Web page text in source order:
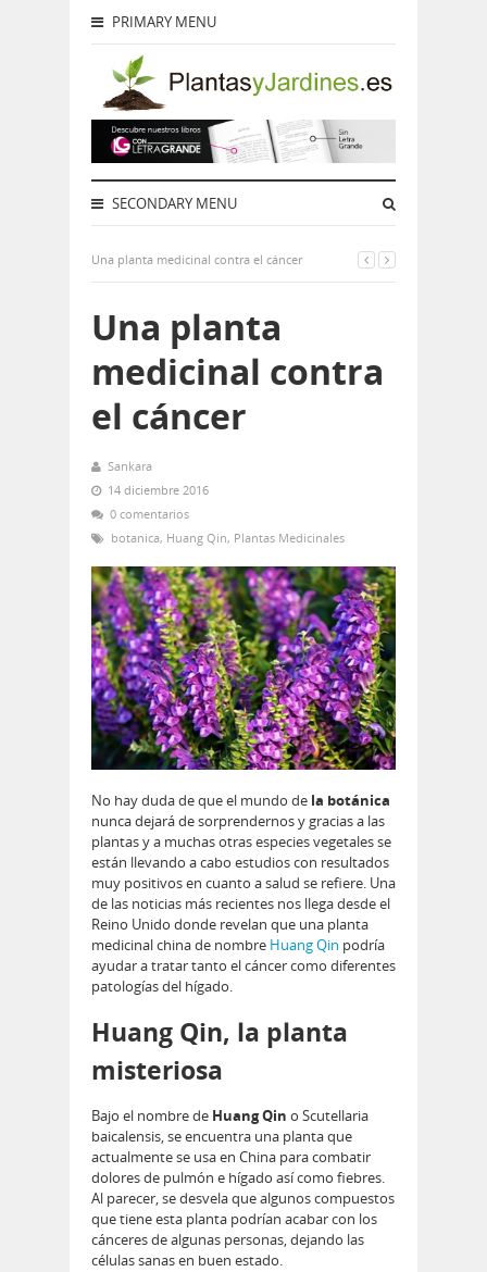
PRIMARY MENU
SECONDARY MENU
Una planta medicinal contra el cáncer
Una planta
medicinal contra
el cáncer
Sankara
14 diciembre 2016
0 comentarios
botanica, Huang Qin, Plantas Medicinales
No hay duda de que el mundo de la botánica
nunca dejará de sorprendernos y gracias a las
plantas y a muchas otras especies vegetales se
están llevando a cabo estudios con resultados
muy positivos en cuanto a salud se refiere. Una
de las noticias más recientes nos llega desde el
Reino Unido donde revelan que una planta
medicinal china de nombre Huang Qin podría
ayudar a tratar tanto el cáncer como diferentes
patologías del hígado.
Huang Qin, la planta
misteriosa
Bajo el nombre de Huang Qin o Scutellaria
baicalensis, se encuentra una planta que
actualmente se usa en China para combatir
dolores de pulmón e hígado así como fiebres.
Al parecer, se desvela que algunos compuestos
que tiene esta planta podrían acabar con los
cánceres de algunas personas, dejando las
células sanas en buen estado.